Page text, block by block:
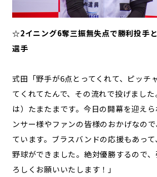
☆2イニング6奪三振無失点で勝利投手
選手
式田「野手が6点とってくれて、ピッチ
てくれてたんで、その流れで投げまし
は）たまたまです。今日の開幕を迎え
ンサー様やファンの皆様のおかげなの
ています。ブラスバンドの応援もあって
野球ができました。絶対優勝するので
ろしくお願いいたします！」